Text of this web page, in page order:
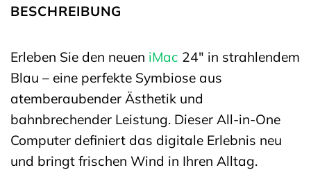
BESCHREIBUNG
Erleben Sie den neuen iMac 24″ in strahlendem
Blau – eine perfekte Symbiose aus
atemberaubender Ästhetik und
bahnbrechender Leistung. Dieser All-in-One
Computer definiert das digitale Erlebnis neu
und bringt frischen Wind in Ihren Alltag.